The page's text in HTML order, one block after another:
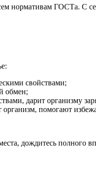
нормативам ГОСТа. С
свойствами;
обмен;
дарит организму
помогают
дождитесь полного